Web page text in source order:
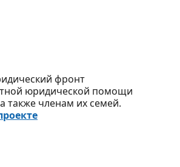
фронт
юридической помощи
также членам их семей.